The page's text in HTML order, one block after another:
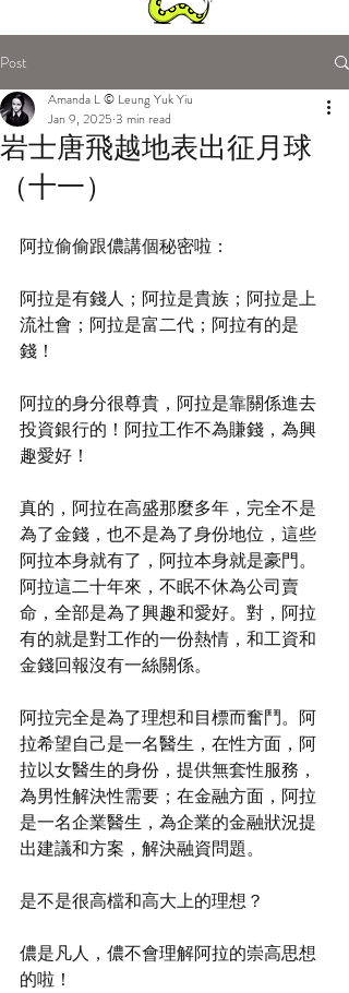
Post
岩士唐飛越地表出征月球
（十一）
Amanda L © Leung Yuk Yiu
Jan 9, 2025 3 min read
阿拉偷偷跟儂講個秘密啦：
阿拉是有錢人；阿拉是貴族；阿拉是上
流社會；阿拉是富二代；阿拉有的是
錢！
阿拉的身分很尊貴，阿拉是靠關係進去
投資銀行的！阿拉工作不為賺錢，為興
趣愛好！
真的，阿拉在高盛那麼多年，完全不是
為了金錢，也不是為了身份地位，這些
阿拉本身就有了，阿拉本身就是豪門。
阿拉這二十年來，不眠不休為公司賣
命，全部是為了興趣和愛好。對，阿拉
有的就是對工作的一份熱情，和工資和
金錢回報沒有一絲關係。
阿拉完全是為了理想和目標而奮鬥。阿
拉希望自己是一名醫生，在性方面，阿
拉以女醫生的身份，提供無套性服務，
為男性解決性需要；在金融方面，阿拉
是一名企業醫生，為企業的金融狀況提
出建議和方案，解決融資問題。
是不是很高檔和高大上的理想？
儂是凡人，儂不會理解阿拉的崇高思想
的啦！